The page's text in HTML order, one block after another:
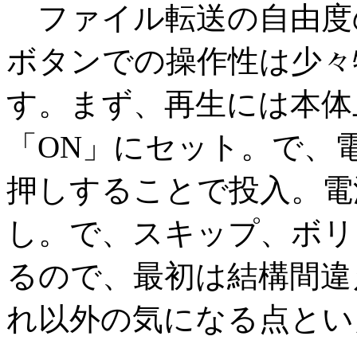
ファイル転送の自由
ボタンでの操作性は少
す。まず、再生には本
「ON」にセット。で
押しすることで投入。
し。で、スキップ、ボ
るので、最初は結構間
れ以外の気になる点と